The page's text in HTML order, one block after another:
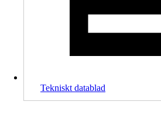
Tekniskt datablad